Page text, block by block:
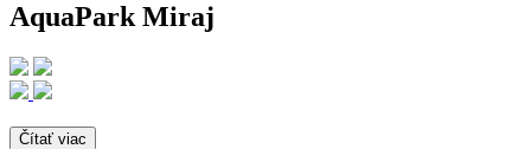
AquaPark Miraj
Čítať viac